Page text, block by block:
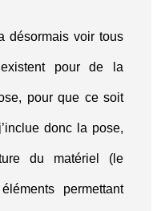
désormais voir tous
pour de la
pour que ce soit
donc la pose,
du matériel (le
permettant